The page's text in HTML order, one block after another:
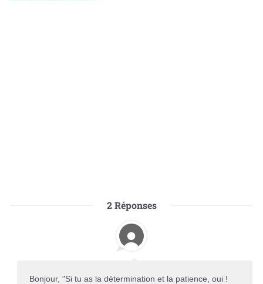
2Réponses
Bonjour, "Si tu as la détermination et la patience, oui !